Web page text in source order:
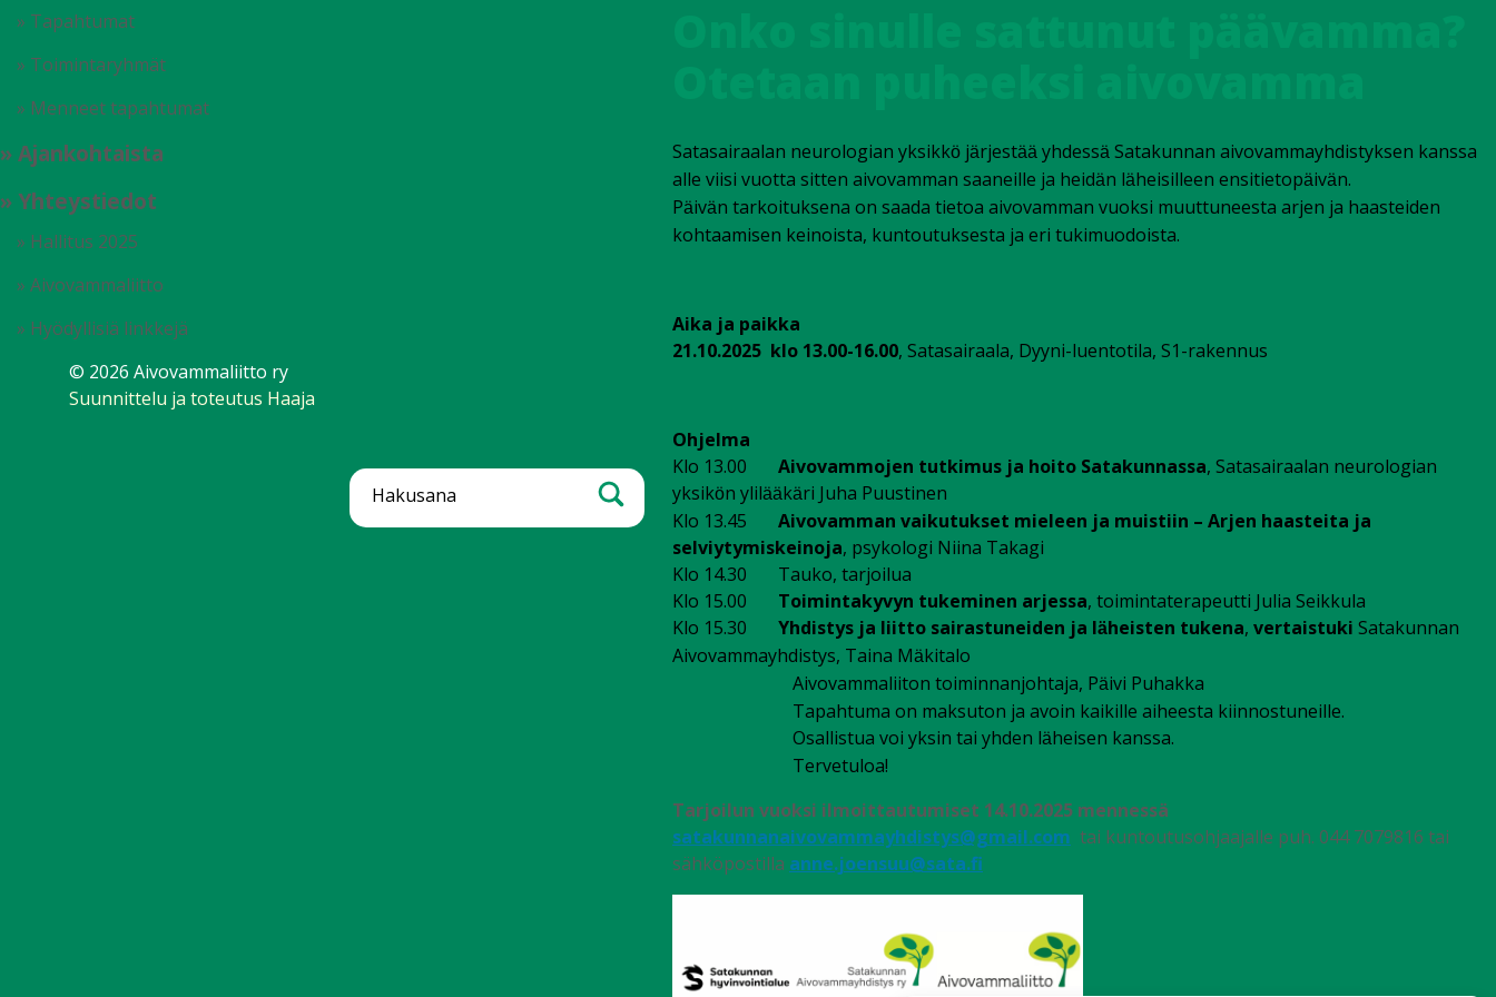
Satasairaalan neurologian yksikkö järjestää yhdessä Satakunnan aivovammayhdistyksen kanssa
alle viisi vuotta sitten aivovamman saaneille ja heidän läheisilleen ensitietopäivän.
Päivän tarkoituksena on saada tietoa aivovamman vuoksi muuttuneesta arjen ja haasteiden
kohtaamisen keinoista, kuntoutuksesta ja eri tukimuodoista.
Aika ja paikka
21.10.2025 klo 13.00-16.00, Satasairaala, Dyyni-luentotila, S1-rakennus
Ohjelma
Klo 13.00 Aivovammojen tutkimus ja hoito Satakunnassa, Satasairaalan neurologian
yksikön ylilääkäri Juha Puustinen
Klo 13.45 Aivovamman vaikutukset mieleen ja muistiin – Arjen haasteita ja
selviytymiskeinoja, psykologi Niina Takagi
Klo 14.30 Tauko, tarjoilua
Klo 15.00 Toimintakyvyn tukeminen arjessa, toimintaterapeutti Julia Seikkula
Klo 15.30 Yhdistys ja liitto sairastuneiden ja läheisten tukena, vertaistuki Satakunnan
Aivovammayhdistys, Taina Mäkitalo
Aivovammaliiton toiminnanjohtaja, Päivi Puhakka
Tapahtuma on maksuton ja avoin kaikille aiheesta kiinnostuneille.
Osallistua voi yksin tai yhden läheisen kanssa.
Tervetuloa!
Tarjoilun vuoksi ilmoittautumiset 14.10.2025 mennessä
satakunnanaivovammayhdistys@gmail.com tai kuntoutusohjaajalle puh. 044 7079816 tai
sähköpostilla anne.joensuu@sata.fi
» Tapahtumat
» Toimintaryhmät
» Menneet tapahtumat
» Ajankohtaista
» Yhteystiedot
» Hallitus 2025
» Aivovammaliitto
» Hyödyllisiä linkkejä
© 2026 Aivovammaliitto ry
Suunnittelu ja toteutus Haaja